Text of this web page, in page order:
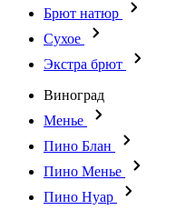
Брют натюр
Сухое
Экстра брют
Виноград
Менье
Пино Блан
Пино Менье
Пино Нуар